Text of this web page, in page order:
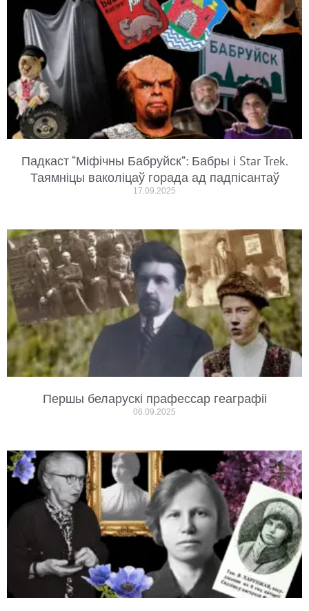
Падкаст “Міфічны Бабруйск”: Бабры і Star Trek.
Таямніцы ваколіцаў горада ад падпісантаў
17.09.2025
Першы беларускі прафессар геаграфіі
06.09.2025